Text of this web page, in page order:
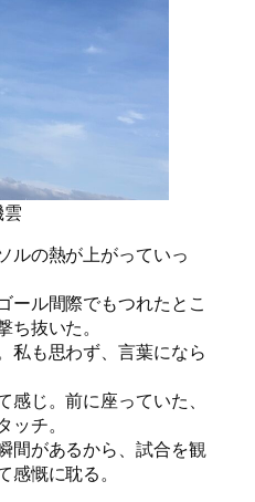
ルの熱が上がっていっ
ール間際でもつれたとこ
抜いた。
私も思わず、言葉になら
じ。前に座っていた、
チ。
間があるから、試合を観
慨に耽る。